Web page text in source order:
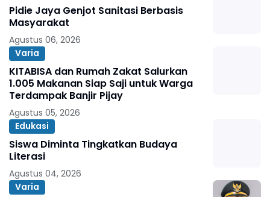
Pidie Jaya Genjot Sanitasi Berbasis
Masyarakat
Agustus 06, 2026
Varia
KITABISA dan Rumah Zakat Salurkan
1.005 Makanan Siap Saji untuk Warga
Terdampak Banjir Pijay
Agustus 05, 2026
Edukasi
Siswa Diminta Tingkatkan Budaya
Literasi
Agustus 04, 2026
Varia